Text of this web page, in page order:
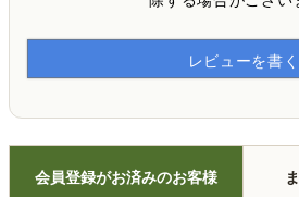
レビューを書く
会員登録がお済みのお客様